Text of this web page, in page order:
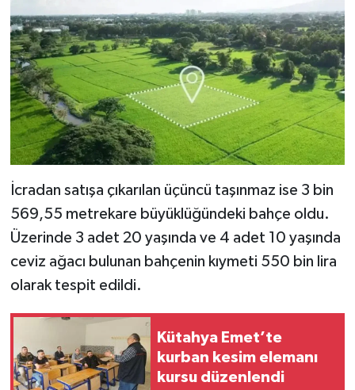
İcradan satışa çıkarılan üçüncü taşınmaz ise 3 bin
569,55 metrekare büyüklüğündeki bahçe oldu.
Üzerinde 3 adet 20 yaşında ve 4 adet 10 yaşında
ceviz ağacı bulunan bahçenin kıymeti 550 bin lira
olarak tespit edildi.
Kütahya Emet’te
kurban kesim elemanı
kursu düzenlendi
Rüya Tabirleri
Sağlık
Şaphane
Simav
Spor
Tavşanlı
Teknoloji
Türkiye